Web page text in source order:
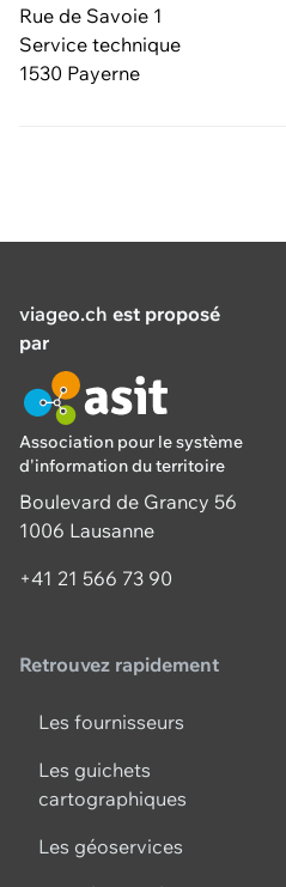
Rue de Savoie 1
Service technique
1530 Payerne
viageo.ch est proposé
par
Association pour le système
d'information du territoire
Boulevard de Grancy 56
1006 Lausanne
+41 21 566 73 90
Retrouvez rapidement
Les fournisseurs
Les guichets
cartographiques
Les géoservices